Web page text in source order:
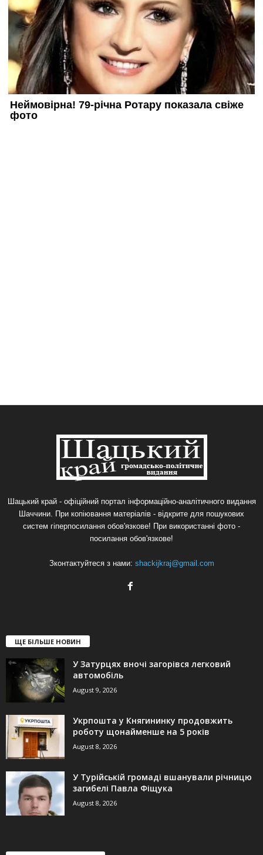
Шацький край - офіційний портал інформаційно-аналітичного видання
Шаччини. При копіювання матеріалів - відкрите для пошукових
систем гіперпосилання обов'язкове! При використанні фото -
посилання обов'язкове!
Зконтактуйтеся з нами: shackijkraj@gmail.com
ЩЕ БІЛЬШЕ НОВИН
У Затурцях вночі загорівся легковий
автомобіль
August 9, 2026
Укрпошта у Княгининку продовжить
роботу щонайменше на 5 років
August 8, 2026
У Турійській громаді вшанували річницю
загибелі Павла Фіщука
August 8, 2026